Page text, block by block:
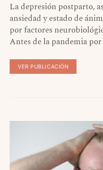
La depresión postparto,
ansiedad y estado de
por factores
Antes de la pandemia
VER PUBLICACIÓN